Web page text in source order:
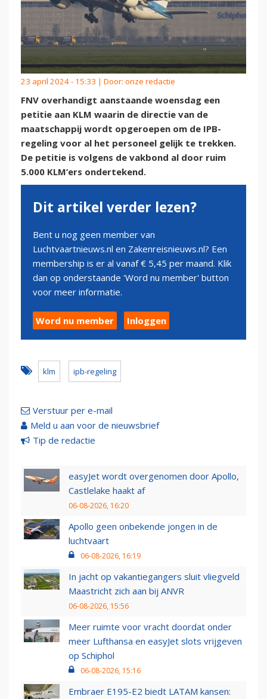
23 april 2024 - 15:33 | Door: onze redactie
FNV overhandigt aanstaande woensdag een
petitie aan KLM waarin de directie van de
maatschappij wordt opgeroepen om de IPB-
regeling voor al het personeel gelijk te trekken.
De petitie is volgens de vakbond al door ruim
5.000 KLM’ers ondertekend.
Dit artikel verder lezen?
Bent u nog geen member van
Luchtvaartnieuws.nl en Zakenreisnieuws.nl? Een
membership is er al vanaf € 5,45 per maand. Klik
dan op onderstaande 'Word nu member' button
voor meer informatie.
Word nu member Inloggen
klm ipb-regeling
Verstuur per e-mail
Meld u aan voor de nieuwsbrief
Tip de redactie
easyJet wordt overgenomen door Apollo,
Castlelake haakt af
06-08-2026, 16:20
Apollo geen onbekende jongen in de
luchtvaart
06-08-2026, 16:19
In jacht op vakantiegangers sluit vliegveld
Maastricht zich aan bij ANVR
06-08-2026, 15:56
Meer ruimte voor vracht doordat onder
meer Lufthansa en easyJet slots vrijgeven
op Schiphol
06-08-2026, 15:16
Embraer E195-E2 biedt LATAM kansen: